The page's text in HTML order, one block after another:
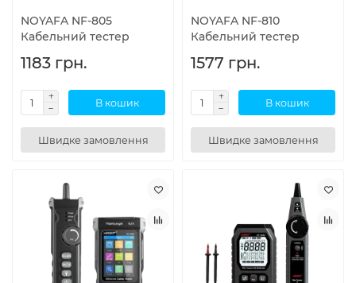
NOYAFA NF-805
Кабельний тестер
1183 грн.
В кошик
Швидке замовлення
NOYAFA NF-810
Кабельний тестер
1577 грн.
В кошик
Швидке замовлення